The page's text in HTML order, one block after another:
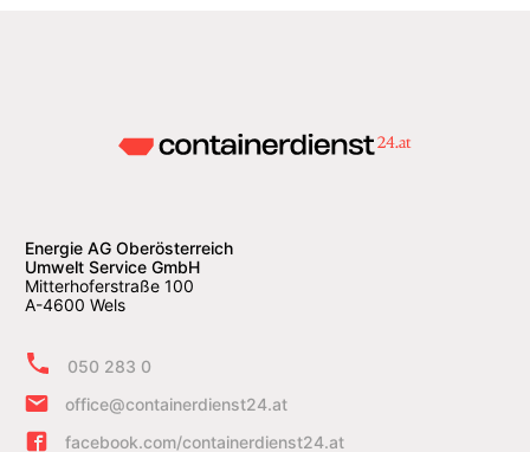
Energie AG Oberösterreich
Umwelt Service GmbH
Mitterhoferstraße 100
A-4600 Wels
050 283 0
office@containerdienst24.at
facebook.com/containerdienst24.at